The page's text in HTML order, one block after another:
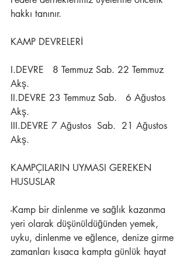
hakkı tanınır.
KAMP DEVRELERİ
I.DEVRE   8 Temmuz Sab. 22 Temmuz
Akş.
II.DEVRE 23 Temmuz Sab.   6 Ağustos
Akş.
III.DEVRE 7 Ağustos  Sab.  21 Ağustos
Akş.
KAMPÇILARIN UYMASI GEREKEN
HUSUSLAR
-Kamp bir dinlenme ve sağlık kazanma
yeri olarak düşünüldüğünden yemek,
uyku, dinlenme ve eğlence, denize girme
zamanları kısaca kampta günlük hayat